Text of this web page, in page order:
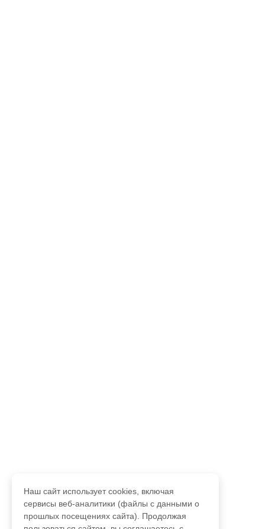
Наш сайт использует cookies, включая
сервисы веб-аналитики (файлы с данными о
прошлых посещениях сайта). Продолжая